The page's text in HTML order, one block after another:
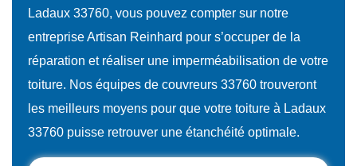
Ladaux 33760, vous pouvez compter sur notre
entreprise Artisan Reinhard pour s’occuper de la
réparation et réaliser une imperméabilisation de votre
toiture. Nos équipes de couvreurs 33760 trouveront
les meilleurs moyens pour que votre toiture à Ladaux
33760 puisse retrouver une étanchéité optimale.